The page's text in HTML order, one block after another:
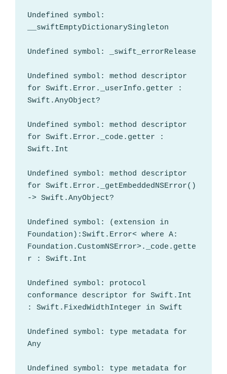
Undefined symbol:
__swiftEmptyDictionarySingleton
Undefined symbol: _swift_errorRelease
Undefined symbol: method descriptor
for Swift.Error._userInfo.getter :
Swift.AnyObject?
Undefined symbol: method descriptor
for Swift.Error._code.getter :
Swift.Int
Undefined symbol: method descriptor
for Swift.Error._getEmbeddedNSError()
-> Swift.AnyObject?
Undefined symbol: (extension in
Foundation):Swift.Error< where A:
Foundation.CustomNSError>._code.gette
r : Swift.Int
Undefined symbol: protocol
conformance descriptor for Swift.Int
: Swift.FixedWidthInteger in Swift
Undefined symbol: type metadata for
Any
Undefined symbol: type metadata for